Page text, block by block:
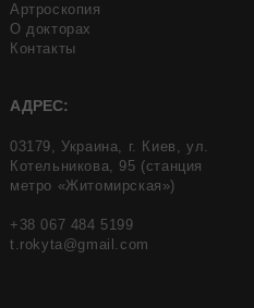
Артроскопия
О докторах
Контакты
АДРЕС:
03179, Украина, г. Киев, ул.
Котельникова, 95 (станция
метро «Житомирская»)
+38 067 484 5199
t.rokyta@gmail.com